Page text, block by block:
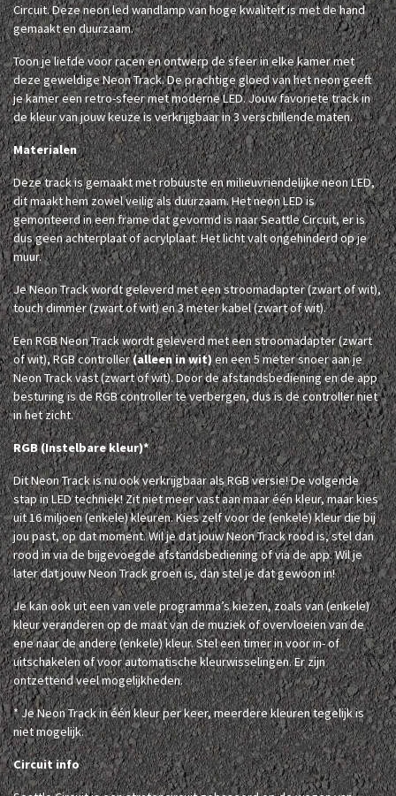
Circuit. Deze neon led wandlamp van hoge kwaliteit is met de hand
gemaakt en duurzaam.
Toon je liefde voor racen en ontwerp de sfeer in elke kamer met
deze geweldige Neon Track. De prachtige gloed van het neon geeft
je kamer een retro-sfeer met moderne LED. Jouw favoriete track in
de kleur van jouw keuze is verkrijgbaar in 3 verschillende maten.
Materialen
Deze track is gemaakt met robuuste en milieuvriendelijke neon LED,
dit maakt hem zowel veilig als duurzaam. Het neon LED is
gemonteerd in een frame dat gevormd is naar Seattle Circuit, er is
dus geen achterplaat of acrylplaat. Het licht valt ongehinderd op je
muur.
Je Neon Track wordt geleverd met een stroomadapter (zwart of wit),
touch dimmer (zwart of wit) en 3 meter kabel (zwart of wit).
Een RGB Neon Track wordt geleverd met een stroomadapter (zwart
of wit), RGB controller(alleen in wit)en een 5 meter snoer aan je
Neon Track vast (zwart of wit). Door de afstandsbediening en de app
besturing is de RGB controller te verbergen, dus is de controller niet
in het zicht.
RGB (Instelbare kleur)*
Dit Neon Track is nu ook verkrijgbaar als RGB versie! De volgende
stap in LED techniek! Zit niet meer vast aan maar één kleur, maar kies
uit 16 miljoen (enkele) kleuren. Kies zelf voor de (enkele) kleur die bij
jou past, op dat moment. Wil je dat jouw Neon Track rood is, stel dan
rood in via de bijgevoegde afstandsbediening of via de app. Wil je
later dat jouw Neon Track groen is, dan stel je dat gewoon in!
Je kan ook uit een van vele programma’s kiezen, zoals van (enkele)
kleur veranderen op de maat van de muziek of overvloeien van de
ene naar de andere (enkele) kleur. Stel een timer in voor in- of
uitschakelen of voor automatische kleurwisselingen. Er zijn
ontzettend veel mogelijkheden.
* Je Neon Track in één kleur per keer, meerdere kleuren tegelijk is
niet mogelijk.
Circuit info